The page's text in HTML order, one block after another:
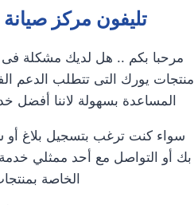
تليفون مركز
مرحبا بكم .. هل لديك مشكلة
منتجات يورك التى تتطلب الدعم
المساعدة بسهولة لاننا
سواء كنت ترغب بتسجيل بلاغ أو
بك أو التواصل مع أحد ممثلي
الخاصة